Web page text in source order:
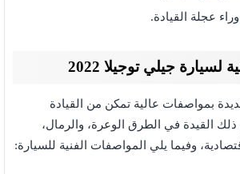
عجلة القيادة.
لسيارة جيلي توجيلا 2022
بمواصفات عالية تمكن من القيادة
القيدة في الطرق الوعرة، والرمال،
وفيما يلي المواصفات الفنية للسيارة: